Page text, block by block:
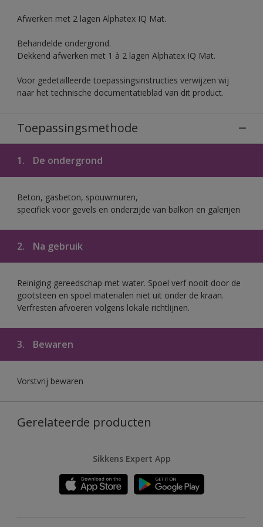
Afwerken met 2 lagen Alphatex IQ Mat.
Behandelde ondergrond.
Dekkend afwerken met 1 à 2 lagen Alphatex IQ Mat.
Voor gedetailleerde toepassingsinstructies verwijzen wij
naar het technische documentatieblad van dit product.
Toepassingsmethode
1. De ondergrond
Beton, gasbeton, spouwmuren,
specifiek voor gevels en onderzijde van balkon en galerijen
2. Na gebruik
Reiniging gereedschap met water. Spoel verf nooit door de
gootsteen en spoel materialen niet uit onder de kraan.
Verfresten afvoeren volgens lokale richtlijnen.
3. Bewaren
Vorstvrij bewaren
Gerelateerde producten
Sikkens Expert App